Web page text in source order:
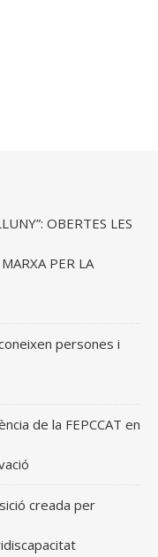
OBERTES LES
PER LA
persones i
de la FEPCCAT en
creada per